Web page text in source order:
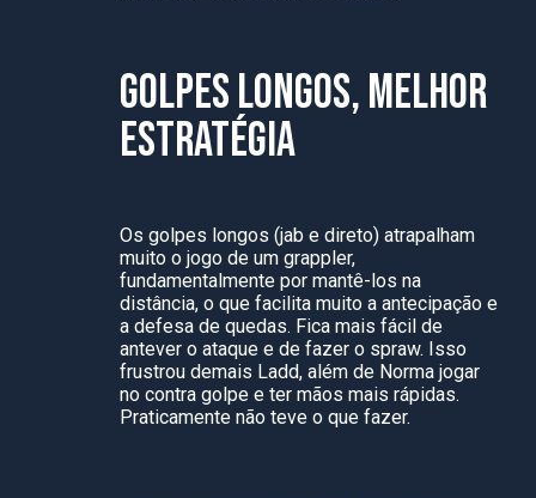
GOLPES LONGOS, MELHOR
ESTRATÉGIA
Os golpes longos (jab e direto) atrapalham
muito o jogo de um grappler,
fundamentalmente por mantê-los na
distância, o que facilita muito a antecipação e
a defesa de quedas. Fica mais fácil de
antever o ataque e de fazer o spraw. Isso
frustrou demais Ladd, além de Norma jogar
no contra golpe e ter mãos mais rápidas.
Praticamente não teve o que fazer.